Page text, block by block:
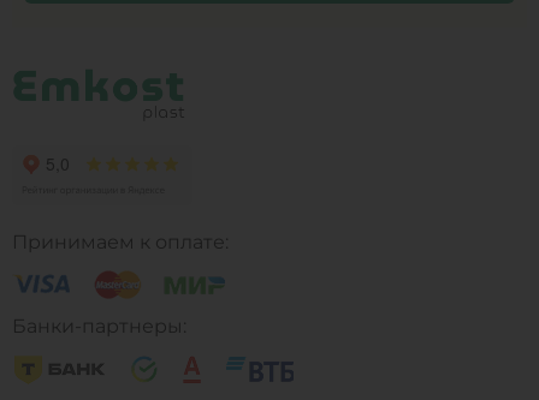
Принимаем к оплате:
Банки-партнеры: